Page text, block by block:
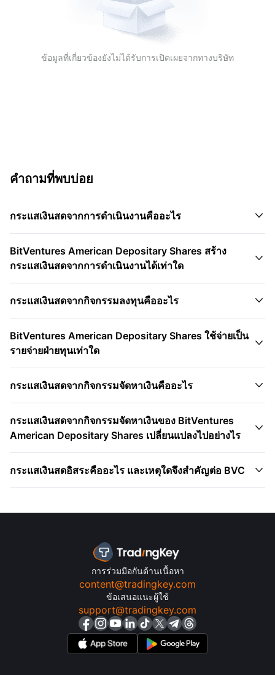
ข้อมูลที่เกี่ยวข้องยังไม่ได้รับการเปิดเผยจากทางบริษัท
คำถามที่พบบ่อย
กระแสเงินสดจากการดำเนินงานคืออะไร 
BitVentures American Depositary Shares สร้าง
กระแสเงินสดจากการดำเนินงานได้เท่าใด

กระแสเงินสดจากกิจกรรมลงทุนคืออะไร 
BitVentures American Depositary Shares ใช้จ่ายเป็น
รายจ่ายฝ่ายทุนเท่าใด

กระแสเงินสดจากกิจกรรมจัดหาเงินคืออะไร 
กระแสเงินสดจากกิจกรรมจัดหาเงินของ BitVentures
American Depositary Shares เปลี่ยนแปลงไปอย่างไร

กระแสเงินสดอิสระคืออะไร และเหตุใดจึงสำคัญต่อ BVC 
การร่วมมือกันด้านเนื้อหา
content@tradingkey.com
ข้อเสนอแนะผู้ใช้
support@tradingkey.com